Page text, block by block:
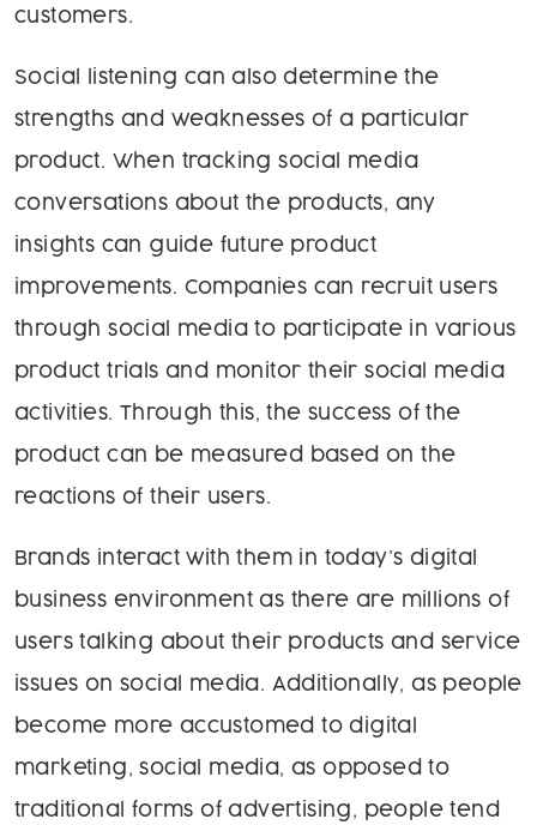
customers.
Social listening can also determine the
strengths and weaknesses of a particular
product. When tracking social media
conversations about the products, any
insights can guide future product
improvements. Companies can recruit users
through social media to participate in various
product trials and monitor their social media
activities. Through this, the success of the
product can be measured based on the
reactions of their users.
Brands interact with them in today’s digital
business environment as there are millions of
users talking about their products and service
issues on social media. Additionally, as people
become more accustomed to digital
marketing, social media, as opposed to
traditional forms of advertising, people tend